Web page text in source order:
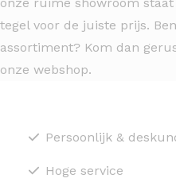
tegel voor de juiste prijs.
assortiment? Kom dan
onze webshop.
Persoonlijk &
Hoge service